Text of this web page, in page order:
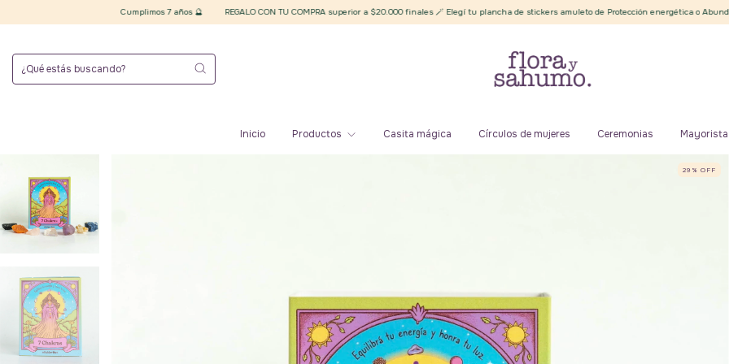
Cumplimos 7 años 🔮 REGALO CON TU COMPRA superior a $20.000 finales 🪄 Elegí tu plancha de stickers amuleto de Protección energética o Abundancia ✨
Inicio Productos Casita mágica Círculos de mujeres Ceremonias
29 % OFF